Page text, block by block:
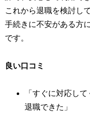
これから退職を検討し
手続きに不安がある方
です。
良い口コミ
「すぐに対応し
退職できた」